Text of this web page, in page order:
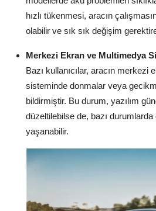
hızlı tükenmesi, aracın
olabilir ve sık sık değişim
Merkezi Ekran ve Multimedya
Bazı kullanıcılar, aracın merkezi
sisteminde donmalar veya
bildirmiştir. Bu durum, yazılım
düzeltilebilse de, bazı durumlarda
yaşanabilir.